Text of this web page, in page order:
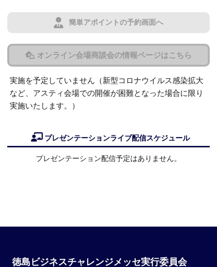
簡単アポイントの予約画面へ
オンライン会場商談会の情報ページはこちら
実施を予定していません（新型コロナウイルス感染拡大
など、アスティ会場での開催が困難となった場合に限り
実施いたします。）
プレゼンテーションライブ配信スケジュール
プレゼンテーション配信予定はありません。
徳島ビジネスチャレンジメッセ実行委員会